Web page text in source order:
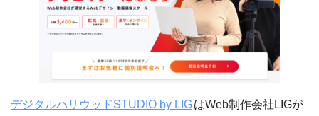
デジタルハリウッドSTUDIO by LIGはWeb制作会社LIGが